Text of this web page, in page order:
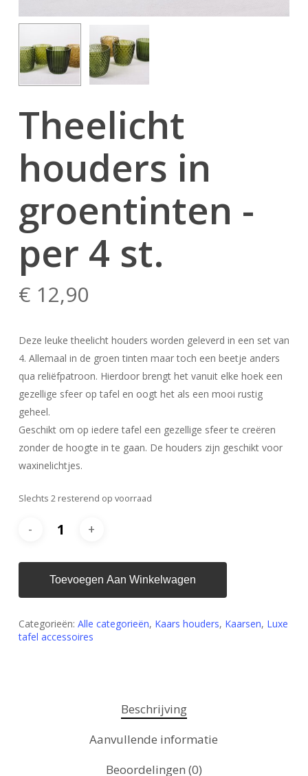
Theelicht
houders in
groentinten -
per 4 st.
€ 12,90
Deze leuke theelicht houders worden geleverd in een set van
4. Allemaal in de groen tinten maar toch een beetje anders
qua reliëfpatroon. Hierdoor brengt het vanuit elke hoek een
gezellige sfeer op tafel en oogt het als een mooi rustig
geheel.
Geschikt om op iedere tafel een gezellige sfeer te creëren
zonder de hoogte in te gaan. De houders zijn geschikt voor
waxinelichtjes.
Slechts 2 resterend op voorraad
Toevoegen Aan Winkelwagen
Categorieën: Alle categorieën, Kaars houders, Kaarsen, Luxe
tafel accessoires
Beschrijving
Aanvullende informatie
Beoordelingen (0)